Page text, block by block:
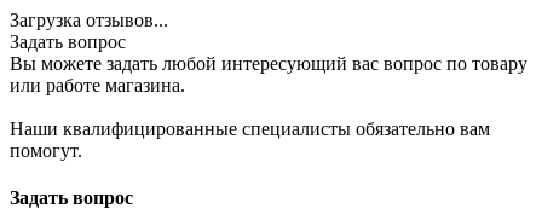
Загрузка отзывов...
Задать вопрос
Вы можете задать любой интересующий вас вопрос по товару
или работе магазина.
Наши квалифицированные специалисты обязательно вам
помогут.
Задать вопрос